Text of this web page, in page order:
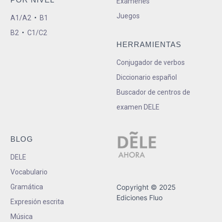
A1/A2 • B1
B2 • C1/C2
Juegos
HERRAMIENTAS
Conjugador de verbos
Diccionario español
Buscador de centros de
examen DELE
BLOG
DELE
Vocabulario
Gramática
Expresión escrita
Música
Copyright © 2025
Ediciones Fluo